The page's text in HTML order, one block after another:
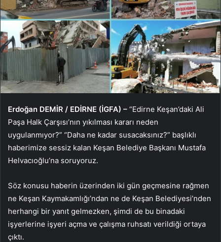
Erdoğan DEMİR / EDİRNE (İGFA) – “Edirne Keşan’daki Ali
Paşa Halk Çarşısı’nın yıkılması kararı neden
uygulanmıyor?” “Daha ne kadar susacaksınız?” başlıklı
haberimize sessiz kalan Keşan Belediye Başkanı Mustafa
Helvacıoğlu’na soruyoruz.
Söz konusu haberin üzerinden iki gün geçmesine rağmen
ne Keşan Kaymakamlığı’ndan ne de Keşan Belediyesi’nden
herhangi bir yanıt gelmezken, şimdi de bu binadaki
işyerlerine işyeri açma ve çalışma ruhsatı verildiği ortaya
çıktı.